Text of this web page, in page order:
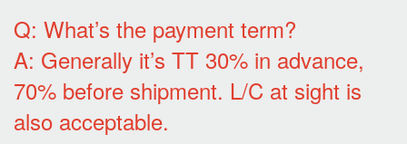
Q: What’s the payment term?
A: Generally it’s TT 30% in advance,
70% before shipment. L/C at sight is
also acceptable.